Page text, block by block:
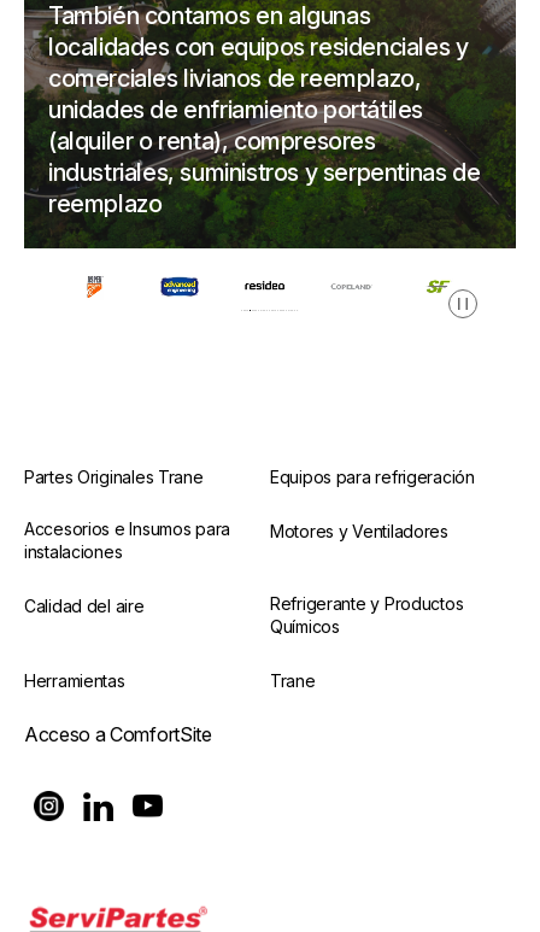
También contamos en algunas
localidades con equipos residenciales y
comerciales livianos de reemplazo,
unidades de enfriamiento portátiles
(alquiler o renta), compresores
industriales, suministros y serpentinas de
reemplazo
Pausa
Partes Originales Trane Equipos para refrigeración
Accesorios e Insumos para
instalaciones
Motores y Ventiladores
Calidad del aire
Refrigerante y Productos
Químicos
Herramientas Trane
Acceso a ComfortSite